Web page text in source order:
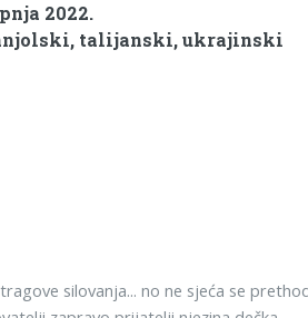
2022.
talijanski, ukrajinski
silovanja... no ne sjeća se